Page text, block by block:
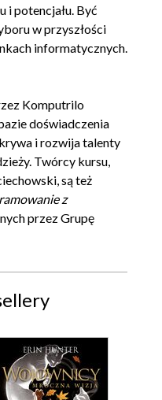
i potencjału. Być
w przyszłości
informatycznych.
Komputrilo
doświadczenia
i rozwija talenty
Twórcy kursu,
są też
z
przez Grupę